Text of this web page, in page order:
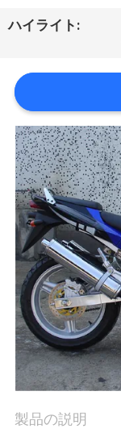
旅
品
質
管
理
私
達
に
連
絡
し
ハイライト:
製品の説明